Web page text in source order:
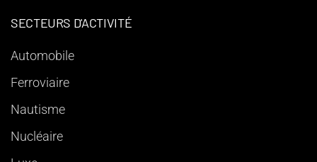
SECTEURS D'ACTIVITÉ
Automobile
Ferroviaire
Nautisme
Nucléaire